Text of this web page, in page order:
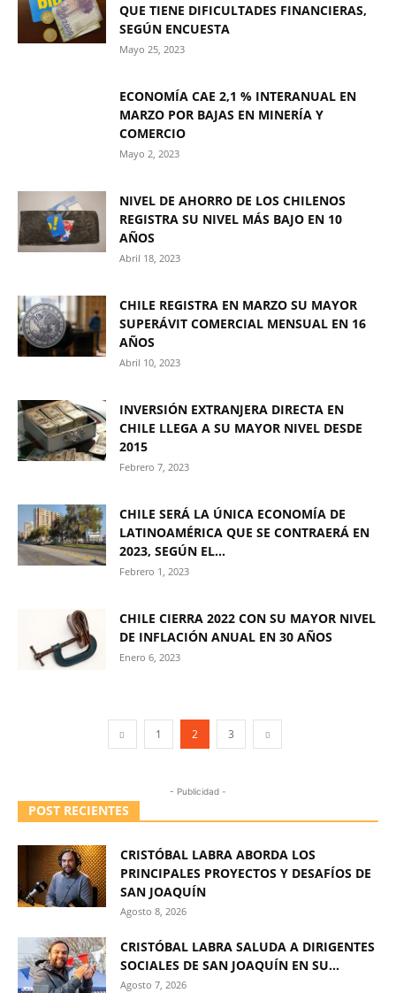
QUE TIENE DIFICULTADES FINANCIERAS,
SEGÚN ENCUESTA
Mayo 25, 2023
ECONOMÍA CAE 2,1 % INTERANUAL EN
MARZO POR BAJAS EN MINERÍA Y
COMERCIO
Mayo 2, 2023
NIVEL DE AHORRO DE LOS CHILENOS
REGISTRA SU NIVEL MÁS BAJO EN 10
AÑOS
Abril 18, 2023
CHILE REGISTRA EN MARZO SU MAYOR
SUPERÁVIT COMERCIAL MENSUAL EN 16
AÑOS
Abril 10, 2023
INVERSIÓN EXTRANJERA DIRECTA EN
CHILE LLEGA A SU MAYOR NIVEL DESDE
2015
Febrero 7, 2023
CHILE SERÁ LA ÚNICA ECONOMÍA DE
LATINOAMÉRICA QUE SE CONTRAERÁ EN
2023, SEGÚN EL...
Febrero 1, 2023
CHILE CIERRA 2022 CON SU MAYOR NIVEL
DE INFLACIÓN ANUAL EN 30 AÑOS
Enero 6, 2023
1 2 3
- Publicidad -
POST RECIENTES
CRISTÓBAL LABRA ABORDA LOS
PRINCIPALES PROYECTOS Y DESAFÍOS DE
SAN JOAQUÍN
Agosto 8, 2026
CRISTÓBAL LABRA SALUDA A DIRIGENTES
SOCIALES DE SAN JOAQUÍN EN SU...
Agosto 7, 2026